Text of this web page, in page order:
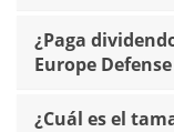
¿Paga
Europe Defense
¿Cuál es el